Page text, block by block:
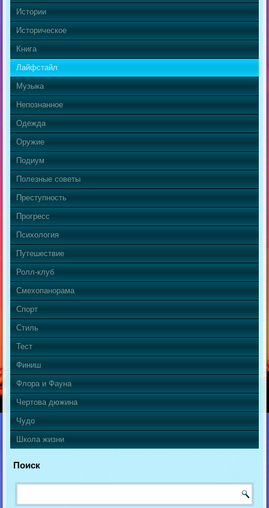
Истории
Историческое
Книга
Лайфстайл
Музыка
Непознанное
Одежда
Оружие
Подиум
Полезные советы
Преступность
Прогресс
Психология
Путешествие
Ролл-клуб
Смехопанорама
Спорт
Стиль
Тест
Финиш
Флора и Фауна
Чертова дюжина
Чудо
Школа жизни
Поиск